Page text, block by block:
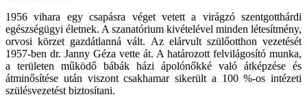
1956 vihara egy csapásra véget vetett a virágzó szentgotthárdi
egészségügyi életnek. A szanatórium kivételével minden létesítmény,
orvosi körzet gazdátlanná vált. Az elárvult szülőotthon vezetését
1957-ben dr. Janny Géza vette át. A határozott felvilágosító munka,
a területen működő bábák házi ápolónőkké való átképzése és
átminősítése után viszont csakhamar sikerült a 100 %-os intézeti
szülésvezetést biztosítani.